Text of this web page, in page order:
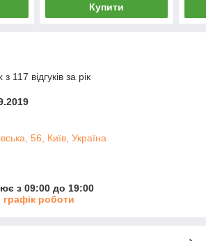
Купити
117 відгуків за рік
56, Київ, Україна
з 09:00 до 19:00
роботи